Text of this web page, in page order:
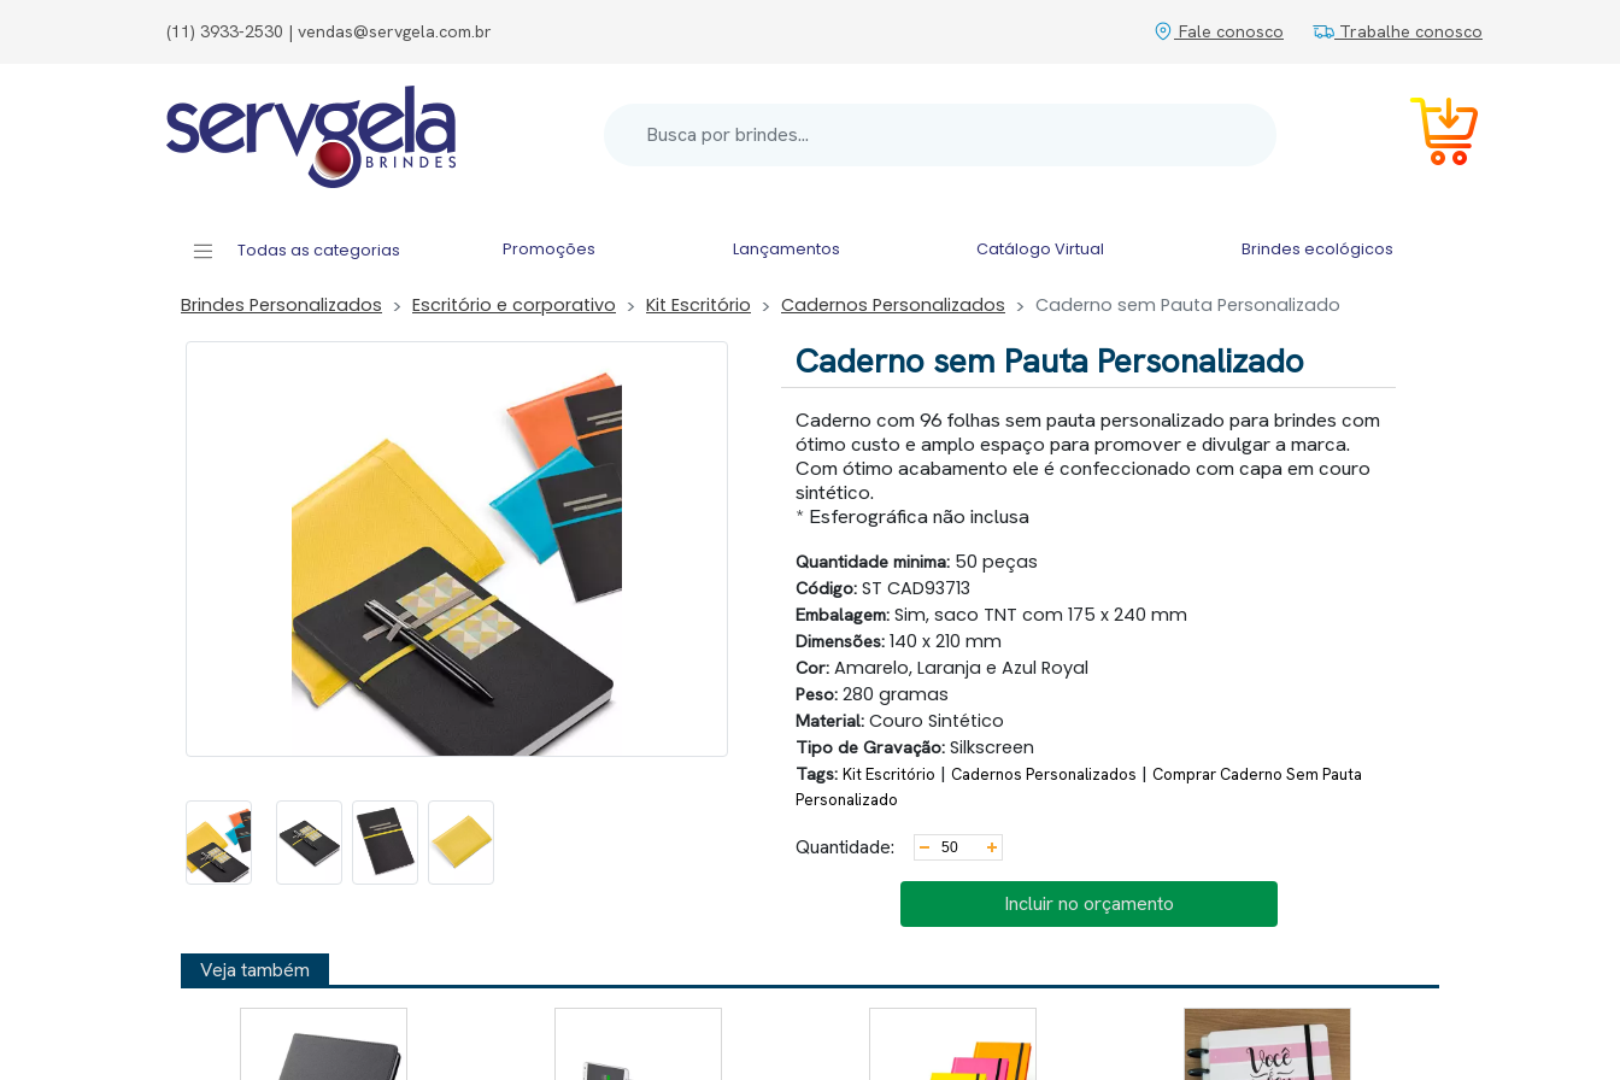
(11) 3933-2530 | vendas@servgela.com.br Fale conosco Trabalhe conosco
Todas as categorias Promoções Lançamentos Catálogo Virtual Brindes ecológicos
Brindes Personalizados Escritório e corporativo Kit Escritório Cadernos Personalizados Caderno sem Pauta Personalizado
Caderno sem Pauta Personalizado
Caderno com 96 folhas sem pauta personalizado para brindes com
ótimo custo e amplo espaço para promover e divulgar a marca.
Com ótimo acabamento ele é confeccionado com capa em couro
sintético.
* Esferográfica não inclusa
Quantidade minima: 50 peças
Código: ST CAD93713
Embalagem: Sim, saco TNT com 175 x 240 mm
Dimensões: 140 x 210 mm
Cor: Amarelo, Laranja e Azul Royal
Peso: 280 gramas
Material: Couro Sintético
Tipo de Gravação: Silkscreen
Tags: Kit Escritório | Cadernos Personalizados | Comprar Caderno Sem Pauta
Personalizado
Quantidade:
Incluir no orçamento
Veja também